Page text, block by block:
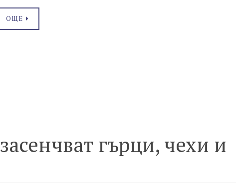
ОЩЕ
гърци, чехи и